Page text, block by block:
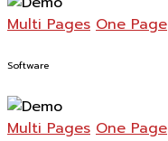
Multi Pages One Page
Software
Multi Pages One Page